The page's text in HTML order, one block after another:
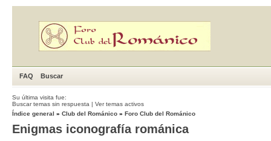
FAQ Buscar
Su última visita fue:
Buscar temas sin respuesta | Ver temas activos
Índice general » Club del Románico » Foro Club del Románico
Enigmas iconografía románica